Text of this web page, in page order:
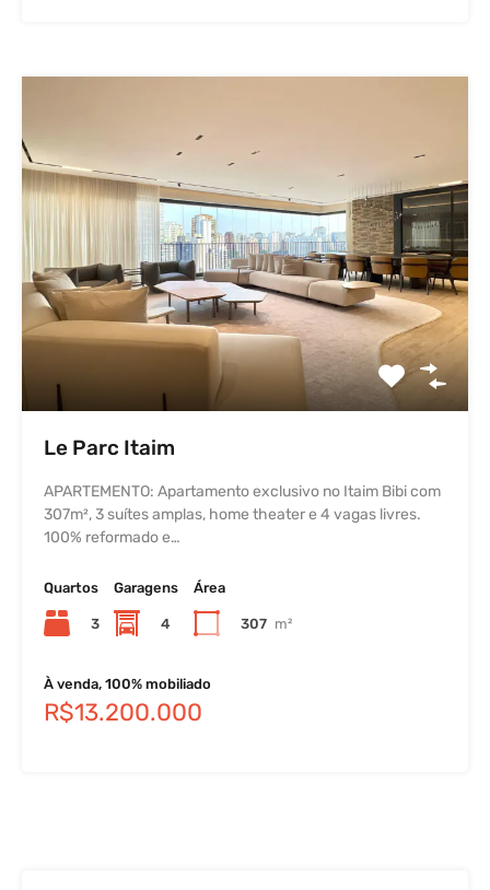
Le Parc Itaim
APARTEMENTO: Apartamento exclusivo no Itaim Bibi com
307m², 3 suítes amplas, home theater e 4 vagas livres.
100% reformado e…
Quartos
3
Garagens
4
Área
307 m²
À venda, 100% mobiliado
R$13.200.000